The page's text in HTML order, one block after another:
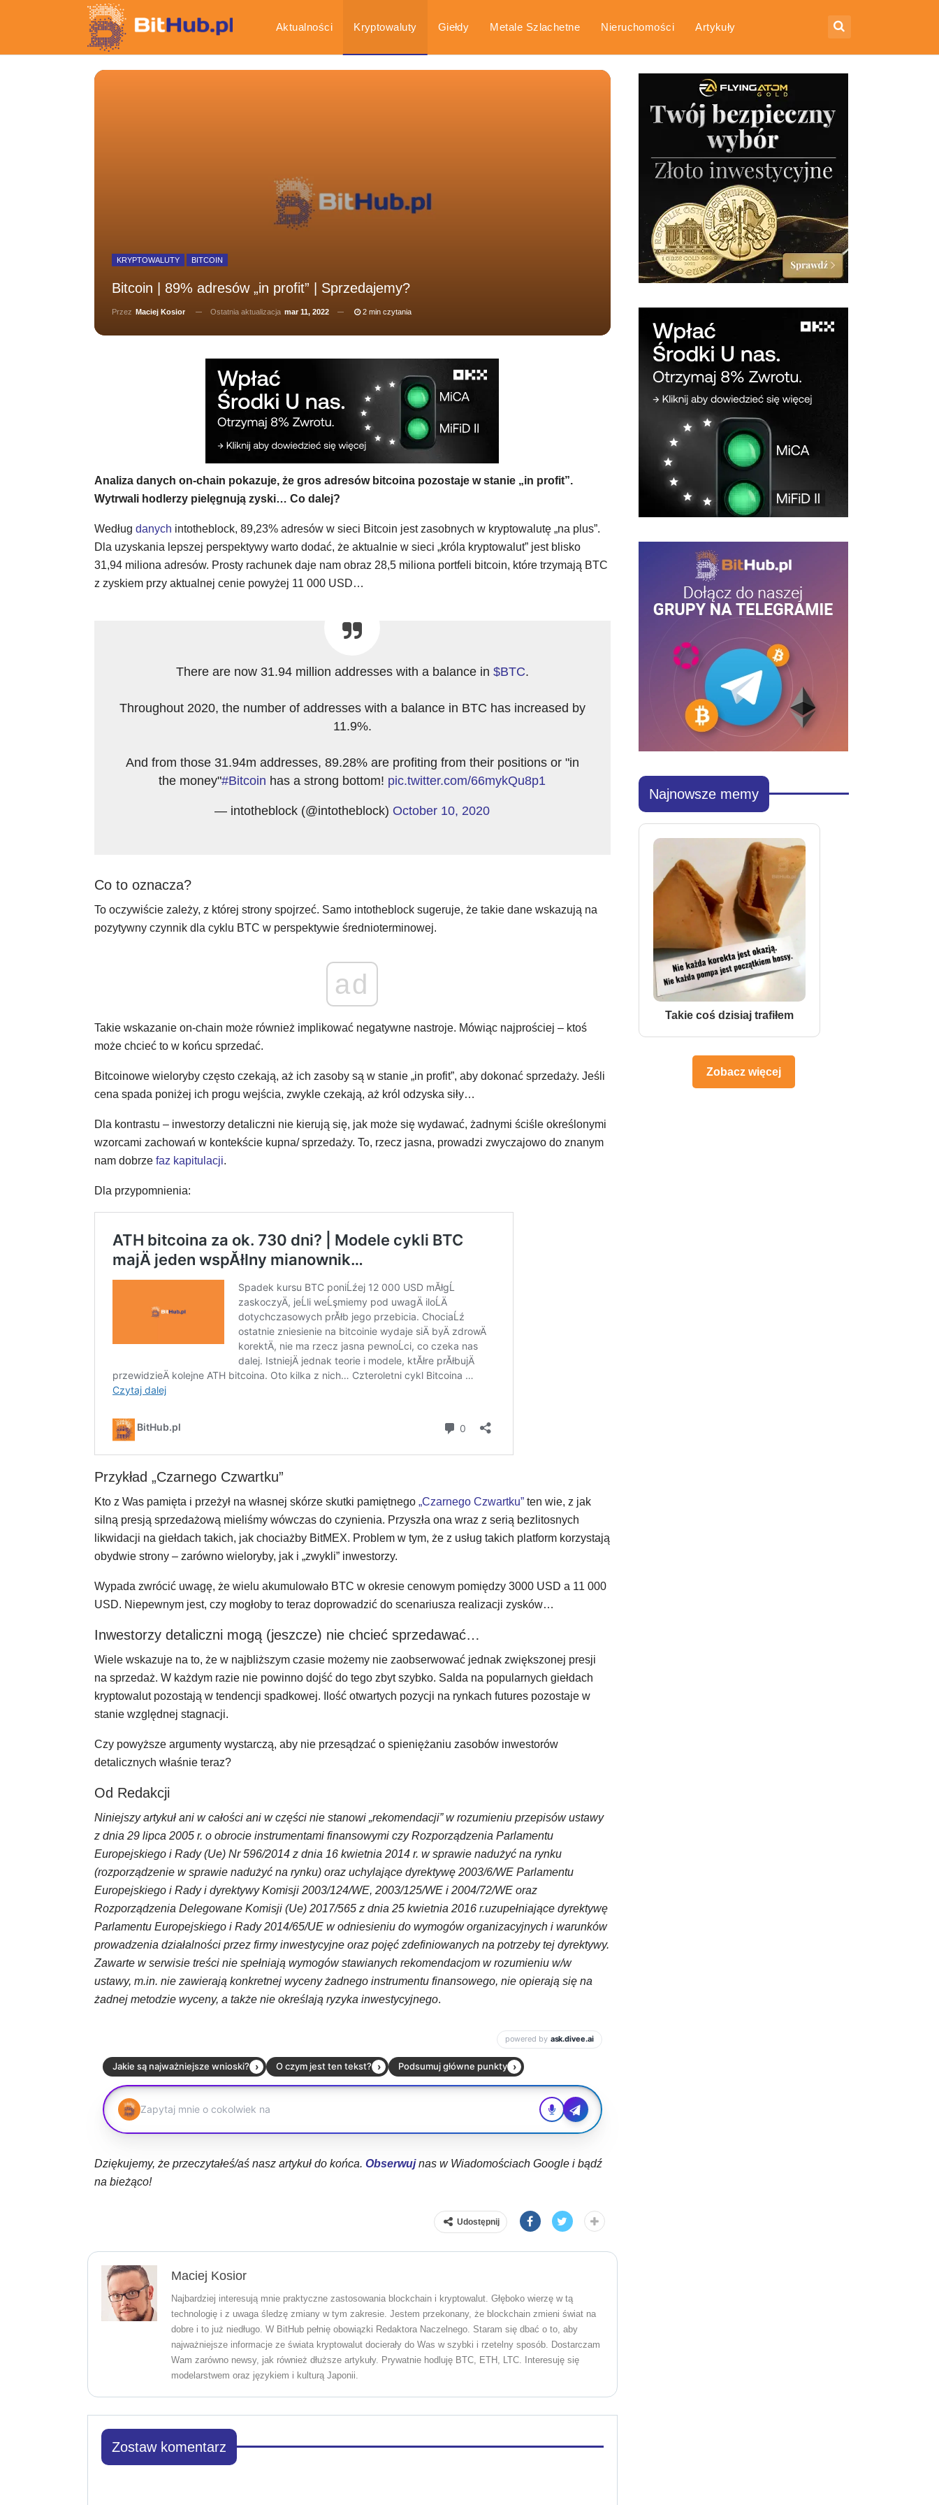
Aktualności Kryptowaluty Giełdy Metale Szlachetne Nieruchomości Artykuły
KRYPTOWALUTY BITCOIN
Bitcoin | 89% adresów „in profit” | Sprzedajemy?
Przez Maciej Kosior Ostatnia aktualizacja mar 11, 2022 2 min czytania
Analiza danych on-chain pokazuje, że gros adresów bitcoina pozostaje w stanie „in profit”.
Wytrwali hodlerzy pielęgnują zyski… Co dalej?
Według danych intotheblock, 89,23% adresów w sieci Bitcoin jest zasobnych w kryptowalutę „na plus”.
Dla uzyskania lepszej perspektywy warto dodać, że aktualnie w sieci „króla kryptowalut” jest blisko
31,94 miliona adresów. Prosty rachunek daje nam obraz 28,5 miliona portfeli bitcoin, które trzymają BTC
z zyskiem przy aktualnej cenie powyżej 11 000 USD…
There are now 31.94 million addresses with a balance in $BTC.
Throughout 2020, the number of addresses with a balance in BTC has increased by
11.9%.
And from those 31.94m addresses, 89.28% are profiting from their positions or "in
the money"#Bitcoin has a strong bottom! pic.twitter.com/66mykQu8p1
— intotheblock (@intotheblock) October 10, 2020
Co to oznacza?
To oczywiście zależy, z której strony spojrzeć. Samo intotheblock sugeruje, że takie dane wskazują na
pozytywny czynnik dla cyklu BTC w perspektywie średnioterminowej.
ad
Takie wskazanie on-chain może również implikować negatywne nastroje. Mówiąc najprościej – ktoś
może chcieć to w końcu sprzedać.
Bitcoinowe wieloryby często czekają, aż ich zasoby są w stanie „in profit”, aby dokonać sprzedaży. Jeśli
cena spada poniżej ich progu wejścia, zwykle czekają, aż król odzyska siły…
Dla kontrastu – inwestorzy detaliczni nie kierują się, jak może się wydawać, żadnymi ściśle określonymi
wzorcami zachowań w kontekście kupna/ sprzedaży. To, rzecz jasna, prowadzi zwyczajowo do znanym
nam dobrze faz kapitulacji.
Dla przypomnienia:
Przykład „Czarnego Czwartku”
Kto z Was pamięta i przeżył na własnej skórze skutki pamiętnego „Czarnego Czwartku”ten wie, z jak
silną presją sprzedażową mieliśmy wówczas do czynienia. Przyszła ona wraz z serią bezlitosnych
likwidacji na giełdach takich, jak chociażby BitMEX. Problem w tym, że z usług takich platform korzystają
obydwie strony – zarówno wieloryby, jak i „zwykli” inwestorzy.
Wypada zwrócić uwagę, że wielu akumulowało BTC w okresie cenowym pomiędzy 3000 USD a 11 000
USD. Niepewnym jest, czy mogłoby to teraz doprowadzić do scenariusza realizacji zysków…
Inwestorzy detaliczni mogą (jeszcze) nie chcieć sprzedawać…
Wiele wskazuje na to, że w najbliższym czasie możemy nie zaobserwować jednak zwiększonej presji
na sprzedaż. W każdym razie nie powinno dojść do tego zbyt szybko. Salda na popularnych giełdach
kryptowalut pozostają w tendencji spadkowej. Ilość otwartych pozycji na rynkach futures pozostaje w
stanie względnej stagnacji.
Czy powyższe argumenty wystarczą, aby nie przesądzać o spieniężaniu zasobów inwestorów
detalicznych właśnie teraz?
Od Redakcji
Niniejszy artykuł ani w całości ani w części nie stanowi „rekomendacji” w rozumieniu przepisów ustawy
z dnia 29 lipca 2005 r. o obrocie instrumentami finansowymi czy Rozporządzenia Parlamentu
Europejskiego i Rady (Ue) Nr 596/2014 z dnia 16 kwietnia 2014 r. w sprawie nadużyć na rynku
(rozporządzenie w sprawie nadużyć na rynku) oraz uchylające dyrektywę 2003/6/WE Parlamentu
Europejskiego i Rady i dyrektywy Komisji 2003/124/WE, 2003/125/WE i 2004/72/WE oraz
Rozporządzenia Delegowane Komisji (Ue) 2017/565 z dnia 25 kwietnia 2016 r.uzupełniające dyrektywę
Parlamentu Europejskiego i Rady 2014/65/UE w odniesieniu do wymogów organizacyjnych i warunków
prowadzenia działalności przez firmy inwestycyjne oraz pojęć zdefiniowanych na potrzeby tej dyrektywy.
Zawarte w serwisie treści nie spełniają wymogów stawianych rekomendacjom w rozumieniu w/w
ustawy, m.in. nie zawierają konkretnej wyceny żadnego instrumentu finansowego, nie opierają się na
żadnej metodzie wyceny, a także nie określają ryzyka inwestycyjnego.
Dziękujemy, że przeczytałeś/aś nasz artykuł do końca. Obserwujnas w Wiadomościach Google i bądź
na bieżąco!
Udostępnij
Maciej Kosior
Najbardziej interesują mnie praktyczne zastosowania blockchain i kryptowalut. Głęboko wierzę w tą
technologię i z uwaga śledzę zmiany w tym zakresie. Jestem przekonany, że blockchain zmieni świat na
dobre i to już niedługo. W BitHub pełnię obowiązki Redaktora Naczelnego. Staram się dbać o to, aby
najważniejsze informacje ze świata kryptowalut docierały do Was w szybki i rzetelny sposób. Dostarczam
Wam zarówno newsy, jak również dłuższe artykuły. Prywatnie hodluję BTC, ETH, LTC. Interesuję się
modelarstwem oraz językiem i kulturą Japonii.
Zostaw komentarz
Najnowsze memy
Takie coś dzisiaj trafiłem
Zobacz więcej